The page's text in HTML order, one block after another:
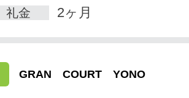
礼金 2ヶ月
GRAN COURT YONO